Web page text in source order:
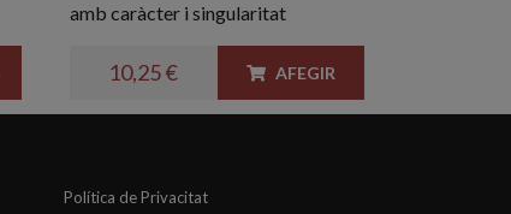
amb caràcter i singularitat
10,25 € AFEGIR
Política de Privacitat